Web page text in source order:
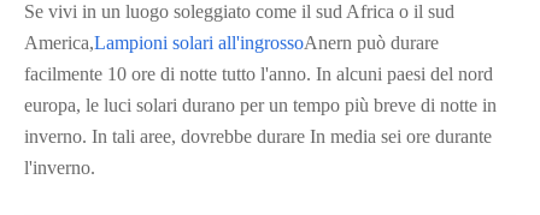
Se vivi in un luogo soleggiato come il sud Africa o il sud
America,Lampioni solari all'ingrossoAnern può durare
facilmente 10 ore di notte tutto l'anno. In alcuni paesi del nord
europa, le luci solari durano per un tempo più breve di notte in
inverno. In tali aree, dovrebbe durare In media sei ore durante
l'inverno.